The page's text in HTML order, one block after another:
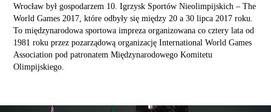
Wrocław był gospodarzem 10. Igrzysk Sportów Nieolimpijskich – The
World Games 2017, które odbyły się między 20 a 30 lipca 2017 roku.
To międzynarodowa sportowa impreza organizowana co cztery lata od
1981 roku przez pozarządową organizację International World Games
Association pod patronatem Międzynarodowego Komitetu
Olimpijskiego.